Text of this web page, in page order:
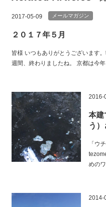
2017-05-09 メールマガジン
２０１７年５月
皆様 いつもありがとうございます
週間、終わりましたね。 京都は今
2016-
本
う
「ウ
めの
2014-